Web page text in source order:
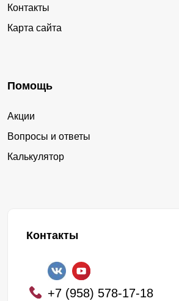
Контакты
Карта сайта
Помощь
Акции
Вопросы и ответы
Калькулятор
Контакты
+7 (958) 578-17-18